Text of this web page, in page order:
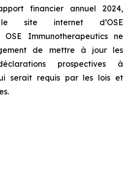
financier annuel 2024,
site internet d’OSE
OSE Immunotherapeutics ne
de mettre à jour les
prospectives à
serait requis par les lois et